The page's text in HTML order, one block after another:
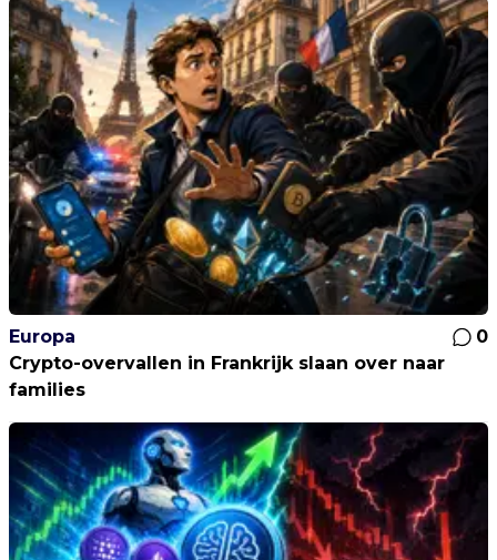
Europa
0
Crypto-overvallen in Frankrijk slaan over naar
families